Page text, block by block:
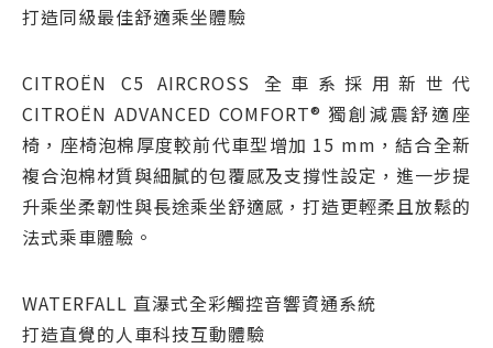
打造同級最佳舒適乘坐體驗
CITROËN C5 AIRCROSS 全車系採用新世代
CITROËN ADVANCED COMFORT® 獨創減震舒適座
椅，座椅泡棉厚度較前代車型增加 15 mm，結合全新
複合泡棉材質與細膩的包覆感及支撐性設定，進一步提
升乘坐柔韌性與長途乘坐舒適感，打造更輕柔且放鬆的
法式乘車體驗。
WATERFALL 直瀑式全彩觸控音響資通系統
打造直覺的人車科技互動體驗